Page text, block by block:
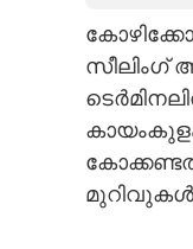
CARTOONS
LITERATURE
സീലിംഗ്
കായംകുളം
മുറിവുകൾ